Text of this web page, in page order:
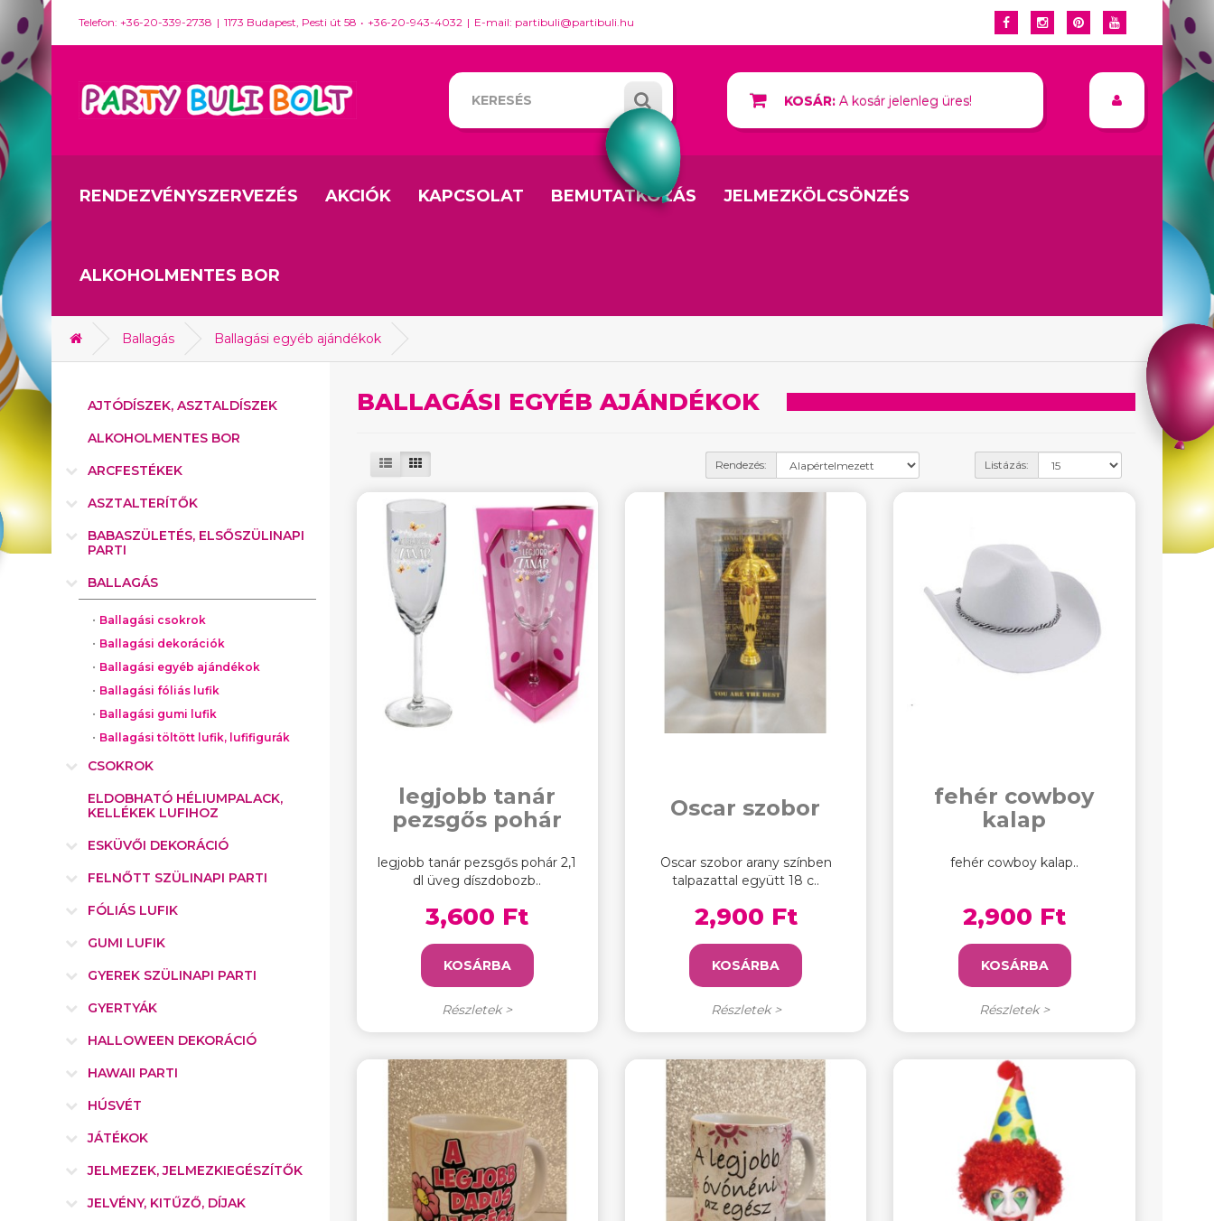
Telefon: +36-20-339-2738 1173 Budapest, Pesti út 58 +36-20-943-4032 E-mail: partibuli@partibuli.hu
KOSÁR: A kosár jelenleg üres!
RENDEZVÉNYSZERVEZÉS AKCIÓK KAPCSOLAT BEMUTATKOZÁS JELMEZKÖLCSÖNZÉS
ALKOHOLMENTES BOR
Ballagás Ballagási egyéb ajándékok
AJTÓDÍSZEK, ASZTALDÍSZEK
ALKOHOLMENTES BOR
ARCFESTÉKEK
ASZTALTERÍTŐK
BABASZÜLETÉS, ELSŐSZÜLINAPI
PARTI
BALLAGÁS
Ballagási csokrok
Ballagási dekorációk
Ballagási egyéb ajándékok
Ballagási fóliás lufik
Ballagási gumi lufik
Ballagási töltött lufik, lufifigurák
CSOKROK
ELDOBHATÓ HÉLIUMPALACK,
KELLÉKEK LUFIHOZ
ESKÜVŐI DEKORÁCIÓ
FELNŐTT SZÜLINAPI PARTI
FÓLIÁS LUFIK
GUMI LUFIK
GYEREK SZÜLINAPI PARTI
GYERTYÁK
HALLOWEEN DEKORÁCIÓ
HAWAII PARTI
HÚSVÉT
JÁTÉKOK
JELMEZEK, JELMEZKIEGÉSZÍTŐK
JELVÉNY, KITŰZŐ, DÍJAK
BALLAGÁSI EGYÉB AJÁNDÉKOK
Rendezés: Listázás:
legjobb tanár
pezsgős pohár
legjobb tanár pezsgős pohár 2,1
dl üveg díszdobozb..
3,600 Ft
KOSÁRBA
Részletek >
Oscar szobor
Oscar szobor arany színben
talpazattal együtt 18 c..
2,900 Ft
KOSÁRBA
Részletek >
fehér cowboy
kalap
fehér cowboy kalap..
2,900 Ft
KOSÁRBA
Részletek >